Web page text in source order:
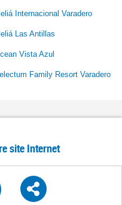
Internacional Varadero
Las Antillas
Vista Azul
Family Resort Varadero
site Internet